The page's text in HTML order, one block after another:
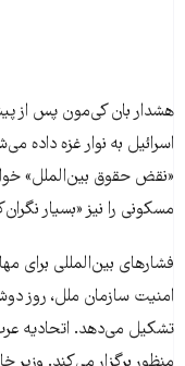
هشدار بان کی‌مون پس از
اسرائیل به نوار غزه
«نقض حقوق بین‌الملل»
مسکونی را نیز «بسیار
فشارهای بین‌المللی برای
تشکیل می‌دهد. اتحادیه